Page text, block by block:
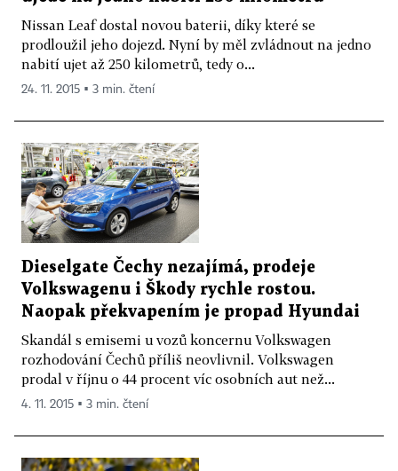
Nissan Leaf dostal novou baterii, díky které se
prodloužil jeho dojezd. Nyní by měl zvládnout na jedno
nabití ujet až 250 kilometrů, tedy o...
24. 11. 2015 ▪ 3 min. čtení
Dieselgate Čechy nezajímá, prodeje
Volkswagenu i Škody rychle rostou.
Naopak překvapením je propad Hyundai
Skandál s emisemi u vozů koncernu Volkswagen
rozhodování Čechů příliš neovlivnil. Volkswagen
prodal v říjnu o 44 procent víc osobních aut než...
4. 11. 2015 ▪ 3 min. čtení